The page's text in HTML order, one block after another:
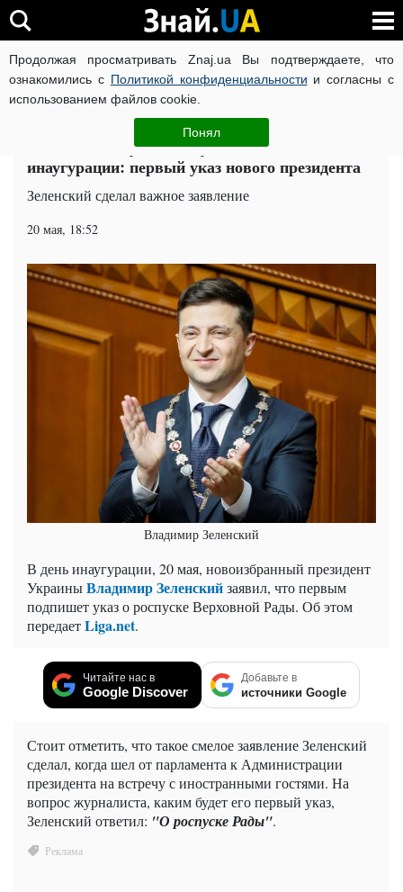
Продолжая просматривать Znaj.ua Вы подтверждаете, что
ознакомились с Политикой конфиденциальности и согласны с
использованием файлов cookie.
Понял
ВОЙНА РОССИИ ПРОТИВ УКРАИНЫ КОРОНАВИРУС В
Политика ЧИТАТИ УКРАЇНСЬКОЮ
Зеленский озвучил следующие действия после
инаугурации: первый указ нового президента
Зеленский сделал важное заявление
20 мая, 18:52
Владимир Зеленский
В день инаугурации, 20 мая, новоизбранный президент
УкраиныВладимир Зеленскийзаявил, что первым
подпишет указ о роспуске Верховной Рады. Об этом
передаетLiga.net.
Читайте нас в
Google Discover
Добавьте в
источники Google
Стоит отметить, что такое смелое заявление Зеленский
сделал, когда шел от парламента к Администрации
президента на встречу с иностранными гостями. На
вопрос журналиста, каким будет его первый указ,
Зеленский ответил: "О роспуске Рады".